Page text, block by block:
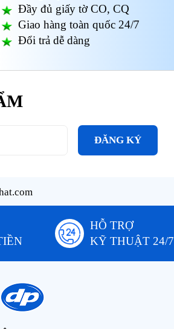
Đầy đủ giấy tờ CO, CQ
Giao hàng toàn quốc 24/7
Đổi trả dễ dàng
ĐĂNG KÝ
HỖ TRỢ
KỸ THUẬT 24/7